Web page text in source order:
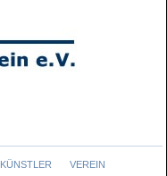
KÜNSTLER
VEREIN